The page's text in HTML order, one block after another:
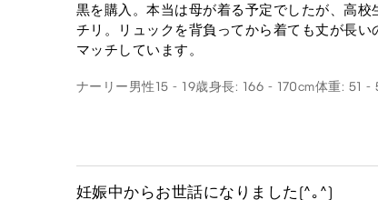
黒を購入。本当は母が着る予定でしたが、高
チリ。リュックを背負ってから着ても丈が長
マッチしています。
ナーリー男性15 - 19歳身長: 166 - 170cm体重: 51 -
妊娠中からお世話になりました(^｡^)